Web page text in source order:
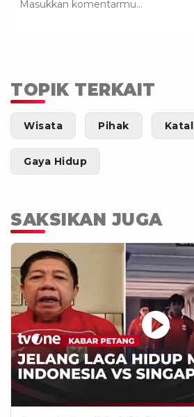
TOPIK TERKAIT
Wisata Pihak
Gaya Hidup
SAKSIKAN JUGA